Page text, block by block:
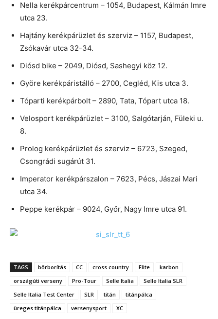
Nella kerékpárcentrum – 1054, Budapest, Kálmán Imre
utca 23.
Hajtány kerékpárüzlet és szerviz – 1157, Budapest,
Zsókavár utca 32-34.
Diósd bike – 2049, Diósd, Sashegyi köz 12.
Györe kerékpáristálló – 2700, Cegléd, Kis utca 3.
Tóparti kerékpárbolt – 2890, Tata, Tópart utca 18.
Velosport kerékpárüzlet – 3100, Salgótarján, Füleki u.
8.
Prolog kerékpárüzlet és szerviz – 6723, Szeged,
Csongrádi sugárút 31.
Imperator kerékpárszalon – 7623, Pécs, Jászai Mari
utca 34.
Peppe kerékpár – 9024, Győr, Nagy Imre utca 91.
TAGS bőrborítás CC cross country Flite
karbon
országúti verseny
Pro-Tour Selle Italia
Selle Italia SLR
Selle Italia Test Center
SLR titán
titánpálca
üreges titánpálca
versenysport XC